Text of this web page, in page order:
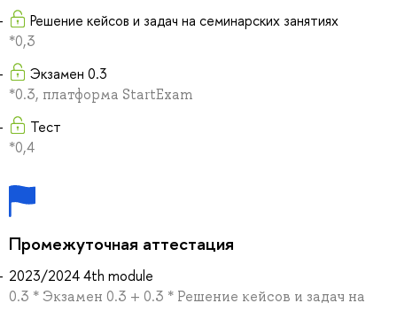
Решение кейсов и задач на семинарских занятиях
*0,3
Экзамен 0.3
*0.3, платформа StartExam
Тест
*0,4
Промежуточная аттестация
2023/2024 4th module
0.3 * Экзамен 0.3 + 0.3 * Решение кейсов и задач на